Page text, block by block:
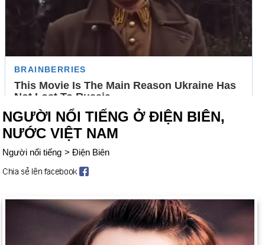
NGƯỜI NỔI TIẾNG Ở ĐIỆN BIÊN,
NƯỚC VIỆT NAM
Người nổi tiếng > Điện Biên